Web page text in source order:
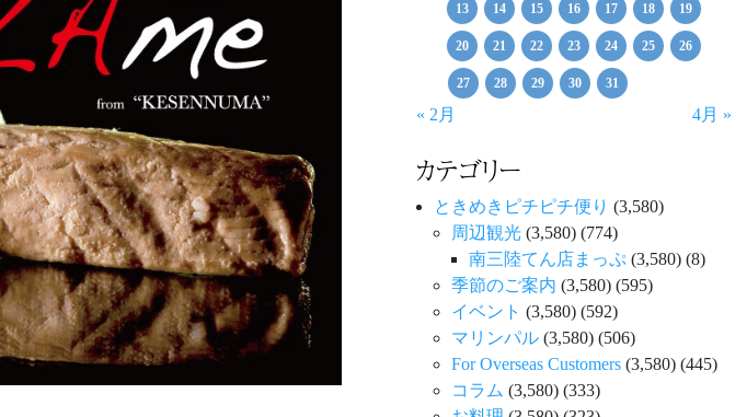
13 14 15 16 17 18 19
20 21 22 23 24 25 26
27 28 29 30 31
« 2月 4月 »
カテゴリー
ときめきピチピチ便り (3,580)
周辺観光 (3,580) (774)
南三陸てん店まっぷ (3,580) (8)
季節のご案内 (3,580) (595)
イベント (3,580) (592)
マリンパル (3,580) (506)
For Overseas Customers (3,580) (445)
コラム (3,580) (333)